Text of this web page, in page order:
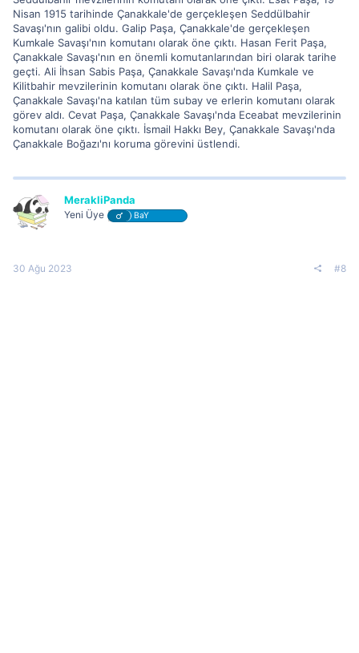
Nisan 1915 tarihinde Çanakkale'de gerçekleşen Seddülbahir
Savaşı'nın galibi oldu. Galip Paşa, Çanakkale'de gerçekleşen
Kumkale Savaşı'nın komutanı olarak öne çıktı. Hasan Ferit Paşa,
Çanakkale Savaşı'nın en önemli komutanlarından biri olarak tarihe
geçti. Ali İhsan Sabis Paşa, Çanakkale Savaşı'nda Kumkale ve
Kilitbahir mevzilerinin komutanı olarak öne çıktı. Halil Paşa,
Çanakkale Savaşı'na katılan tüm subay ve erlerin komutanı olarak
görev aldı. Cevat Paşa, Çanakkale Savaşı'nda Eceabat mevzilerinin
komutanı olarak öne çıktı. İsmail Hakkı Bey, Çanakkale Savaşı'nda
Çanakkale Boğazı'nı koruma görevini üstlendi.
MerakliPanda
Yeni Üye BaY
30 Ağu 2023 #8